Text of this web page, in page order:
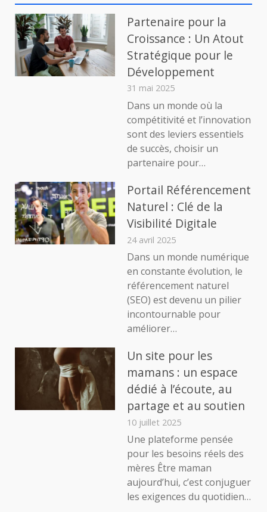
Une
Porte
Vers
l’Avenir
Partenaire pour la
Croissance : Un Atout
Stratégique pour le
Développement
31 mai 2025
Dans un monde où la
compétitivité et l’innovation
sont des leviers essentiels
de succès, choisir un
partenaire pour…
Portail Référencement
Naturel : Clé de la
Visibilité Digitale
24 avril 2025
Dans un monde numérique
en constante évolution, le
référencement naturel
(SEO) est devenu un pilier
incontournable pour
améliorer…
Un site pour les
mamans : un espace
dédié à l’écoute, au
partage et au soutien
10 juillet 2025
Une plateforme pensée
pour les besoins réels des
mères Être maman
aujourd’hui, c’est conjuguer
les exigences du quotidien…